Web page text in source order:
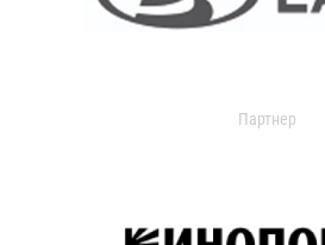
Партнер